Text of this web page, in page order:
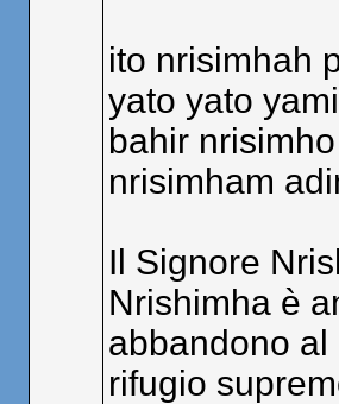
ito nrisimhah
yato yato
bahir
nrisimham
Il Signore
Nrishimha è
abbandono
rifugio